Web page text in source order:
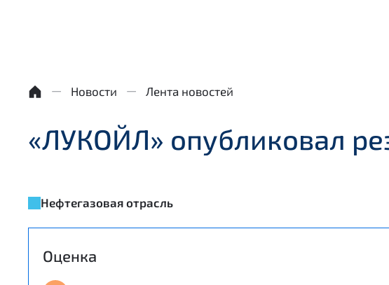
Новости Лента новостей
«ЛУКОЙЛ» опубликовал
Нефтегазовая отрасль
Оценка